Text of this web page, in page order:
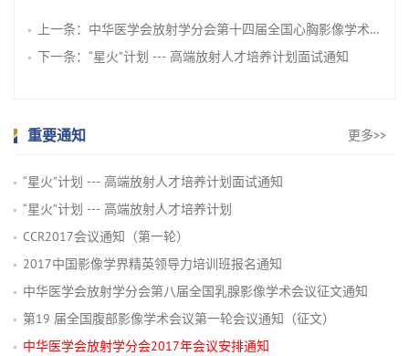
上一条： 中华医学会放射学分会第十四届全国心胸影像学术会议第二轮会议通知
下一条： “星火”计划 --- 高端放射人才培养计划面试通知
重要通知 更多>>
“星火”计划 --- 高端放射人才培养计划面试通知
“星火”计划 --- 高端放射人才培养计划
CCR2017会议通知（第一轮）
2017中国影像学界精英领导力培训班报名通知
中华医学会放射学分会第八届全国乳腺影像学术会议征文通知
第19 届全国腹部影像学术会议第一轮会议通知（征文）
中华医学会放射学分会2017年会议安排通知